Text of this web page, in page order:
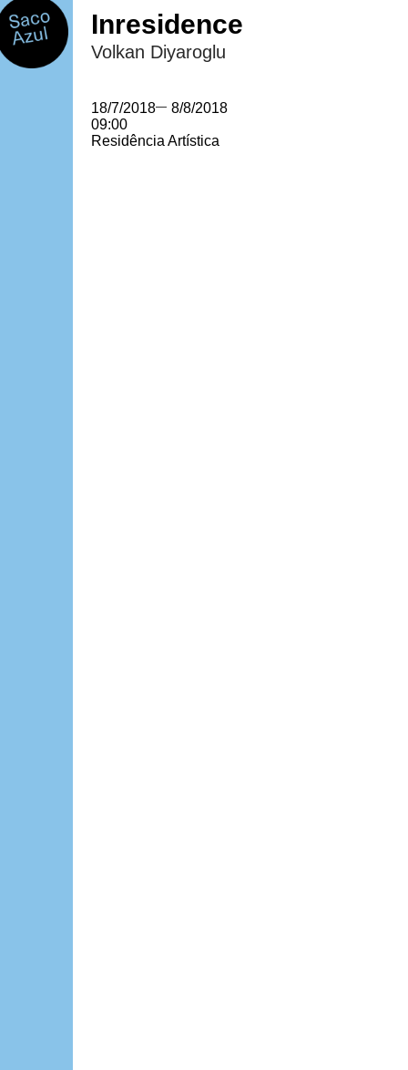
Inresidence
Volkan Diyaroglu
18/7/2018— 8/8/2018
09:00
Residência Artística